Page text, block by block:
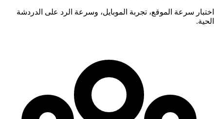
اختبار سرعة الموقع، تجربة الموبايل، وسرعة الرد على الدردشة
الحية.